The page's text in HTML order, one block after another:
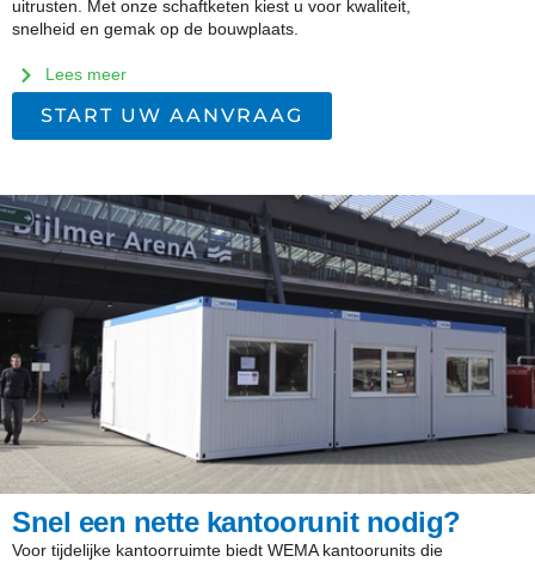
uitrusten. Met onze schaftketen kiest u voor kwaliteit,
snelheid en gemak op de bouwplaats.
Lees meer
START UW AANVRAAG
Snel een nette kantoorunit nodig?
Voor tijdelijke kantoorruimte biedt WEMA kantoorunits die